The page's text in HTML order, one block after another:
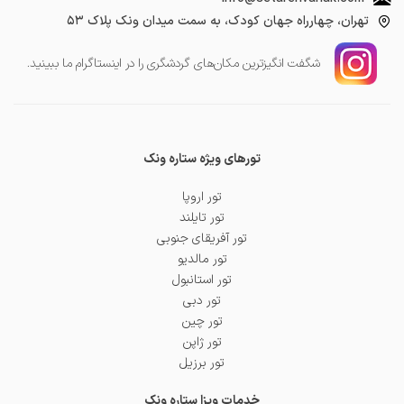
تهران، چهارراه جهان کودک، به سمت میدان ونک پلاک ۵۳
شگفت انگیز‌ترین مکان‌های گردشگری را در اینستاگرام ما ببینید.
تورهای ویژه ستاره ونک
تور اروپا
تور تایلند
تور آفریقای جنوبی
تور مالدیو
تور استانبول
تور دبی
تور چین
تور ژاپن
تور برزیل